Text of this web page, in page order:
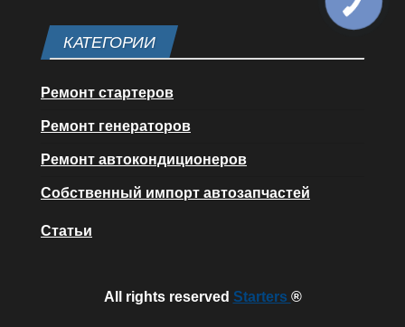
КАТЕГОРИИ
Ремонт стартеров
Ремонт генераторов
Ремонт автокондиционеров
Собственный импорт автозапчастей
Статьи
All rights reserved Starters ®